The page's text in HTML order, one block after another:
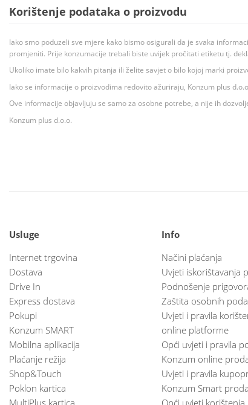
Korištenje podataka o proizvodu
Iako smo poduzeli sve mjere kako bismo osigurali da je svaka
promjeniti. Prije konzumacije trebali biste uvijek pročitati etiketu tj.
Ukoliko imate bilo kakvih pitanja ili želite savjet o bilo kojoj marki
Iako se informacije o proizvodima redovito ažuriraju, Konzum plus
Ove informacije objavljuju se samo za osobne potrebe, a nije ih
Konzum plus d.o.o.
Usluge
Internet trgovina
Dostava
Drive In
Express dostava
Pokupi
Konzum SMART
Mobilna aplikacija
Plaćanje režija
Shop&Touch
Poklon kartica
MultiPlus kartica
Info
Načini plaćanja
Uvjeti iskorištavanja
Podnošenje
Zaštita osobnih
Uvjeti i pravila
online platforme
Opći uvjeti i pravila
Konzum online
Uvjeti i pravila
Konzum Smart
Opći uvjeti korištenja